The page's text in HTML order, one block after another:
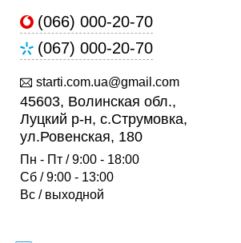
(066) 000-20-70
(067) 000-20-70
starti.com.ua@gmail.com
45603, Волинская обл.,
Луцкий р-н, с.Струмовка,
ул.Ровенская, 180
Пн - Пт / 9:00 - 18:00
Сб / 9:00 - 13:00
Вс / выходной